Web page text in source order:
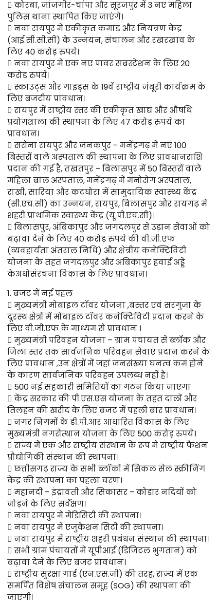
 कोरबा, जांजगीर-चांपा और सूरजपुर में 3 नए महिला
पुलिस थाना स्थापित किए जाएंगे।
 नवा रायपुर में एकीकृत कमांड और नियंत्रण केंद्र
(आई.सी.सी.सी) के उन्नयन, संचालन और रखरखाव के
लिए 40 करोड़ रुपये।
 नवा रायपुर में एक नए पावर सबस्टेशन के लिए 20
करोड़ रुपये।
 स्काउट्स और गाइड्स के 19वें राष्ट्रीय जंबूरी कार्यक्रम के
लिए बजटीय प्रावधान।
 रायपुर में राष्ट्रीय स्तर की एकीकृत खाद्य और औषधि
प्रयोगशाला की स्थापना के लिए 47 करोड़ रुपये का
प्रावधान।
 सरोंना रायपुर और जनकपुर – मनेंद्रगढ़ में नए 100
बिस्तरों वाले अस्पताल की स्थापना के लिए प्रावधानराशि
प्रदान की गई है, तखतपुर – बिलासपुर में 50 बिस्तरों वाले
महिला बाल अस्पताल, मनेंद्रगढ़ में मनोरोग अस्पताल,
राखी, सारिया और कटघोरा में सामुदायिक स्वास्थ्य केंद्र
(सी.एच.सी) का उन्नयन, रायपुर, बिलासपुर और रायगढ़ में
शहरी प्राथमिक स्वास्थ्य केंद्र (यू.पी.एच.सी)।
 बिलासपुर, अंबिकापुर और जगदलपुर से उड़ान सेवाओं को
बढ़ावा देने के लिए 40 करोड़ रुपये की वी.जी.एफ
(व्यवहार्यता अंतराल निधि) और क्षेत्रीय कनेक्टिविटी
योजना के तहत जगदलपुर और अंबिकापुर हवाई अड्डे
केअधोसंरचना विकास के लिए प्रावधान।
1. बजट में नई पहल
 मुख्यमंत्री मोबाइल टॉवर योजना ,बस्तर एवं सरगुजा के
दूरस्थ क्षेत्रों में मोबाइल टॉवर कनेक्टिविटी प्रदान करने के
लिए वी.जी.एफ के माध्यम से प्रावधान ।
 मुख्यमंत्री परिवहन योजना – ग्राम पंचायत से ब्लॉक और
जिला स्तर तक सार्वजनिक परिवहन सेवाएं प्रदान करने के
लिए प्रावधान ,उन क्षेत्रों में जहां जनसंख्या घनत्व कम होने
के कारण सार्वजनिक परिवहन उपलब्ध नहीं है।
 500 नई सहकारी समितियों का गठन किया जाएगा
 केंद्र सरकार की पी.एस.एस योजना के तहत दालों और
तिलहन की खरीद के लिए बजट में पहली बार प्रावधान।
 नगर निगमों के डी.पी.आर आधारित विकास के लिए
मुख्यमंत्री नगरोत्थान योजना के लिए 500 करोड़ रुपये।
 राज्य में एक और राष्ट्रीय संस्थान के रूप मे राष्ट्रीय फैशन
प्रौद्योगिकी संस्थान की स्थापना।
 छत्तीसगढ़ राज्य के सभी ब्लॉकों में सिकल सेल स्क्रीनिंग
केंद्र की स्थापना का पहला चरण।
 महानदी – इंद्रावती और सिकासर – कोडार नदियों को
जोड़ने के लिए सर्वेक्षण।
 नवा रायपुर में मेडिसिटी की स्थापना।
 नवा रायपुर में एजुकेशन सिटी की स्थापना।
 नवा रायपुर में राष्ट्रीय शहरी प्रबंधन संस्थान की स्थापना।
 सभी ग्राम पंचायतों में यूपीआई (डिजिटल भुगतान) को
बढ़ावा देने के लिए बजट प्रावधान।
 राष्ट्रीय सुरक्षा गार्ड (एन.एस.जी) की तरह, राज्य में एक
समर्पित विशेष संचालन समूह (SOG) की स्थापना की
जाएगी।